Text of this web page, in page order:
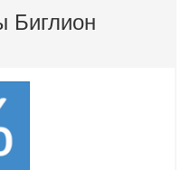
Биглион